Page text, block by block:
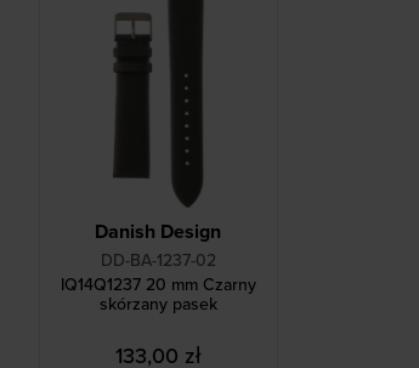
Danish Design
DD-BA-1237-02
IQ14Q1237 20 mm Czarny
skórzany pasek
133,00 zł